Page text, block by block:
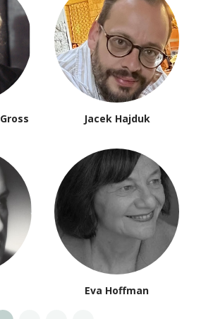
Jacek Hajduk
Eva Hoffman